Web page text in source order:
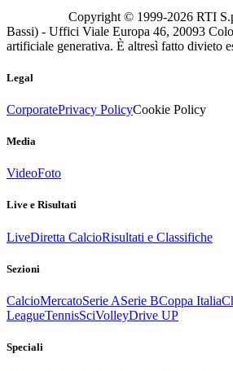
Copyright © 1999-2026 RTI
Bassi) - Uffici Viale Europa 46, 20093
artificiale generativa. È altresì fatto divieto
Legal
CorporatePrivacy PolicyCookie Policy
Media
VideoFoto
Live e Risultati
LiveDiretta CalcioRisultati e Classifiche
Sezioni
CalcioMercatoSerie ASerie BCoppa Italia
LeagueTennisSciVolleyDrive UP
Speciali